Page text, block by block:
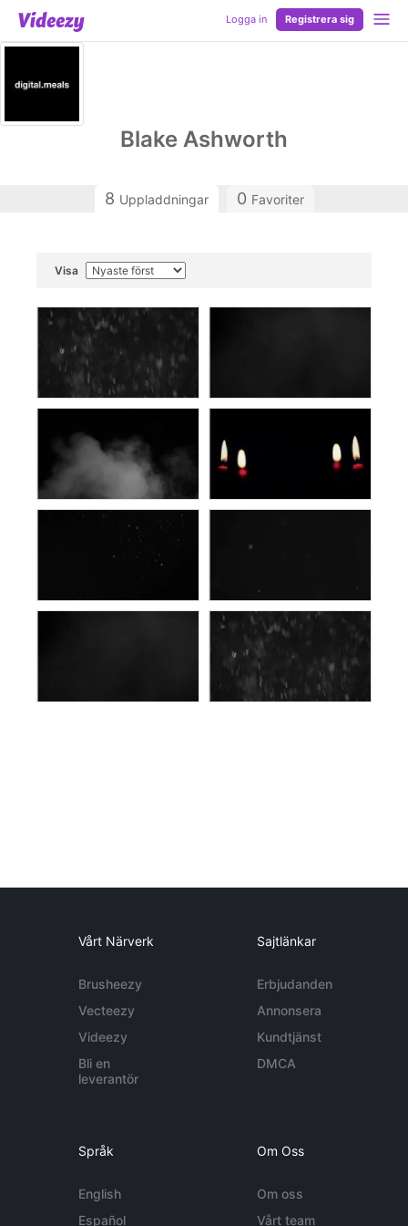
Logga in Registrera sig
Blake Ashworth
8 Uppladdningar 0 Favoriter
Visa
Vårt Närverk
Brusheezy
Vecteezy
Videezy
Bli en
leverantör
Sajtlänkar
Erbjudanden
Annonsera
Kundtjänst
DMCA
Språk
English
Español
Om Oss
Om oss
Vårt team